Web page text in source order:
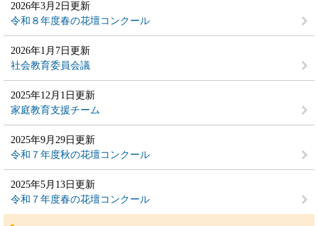
2026年3月2日更新
令和８年度春の花壇コンクール
2026年1月7日更新
社会教育委員会議
2025年12月1日更新
家庭教育支援チーム
2025年9月29日更新
令和７年度秋の花壇コンクール
2025年5月13日更新
令和７年度春の花壇コンクール